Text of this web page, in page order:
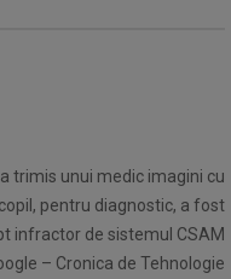
trimis unui medic imagini cu
pentru diagnostic, a fost
infractor de sistemul CSAM
– Cronica de Tehnologie